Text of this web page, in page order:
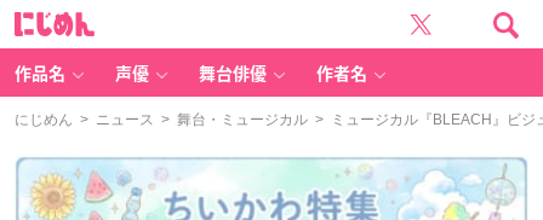
作品名 声優 舞台俳優 作者名
にじめん > ニュース > 舞台・ミュージカル > ミュージカル『BLEACH』ビジ